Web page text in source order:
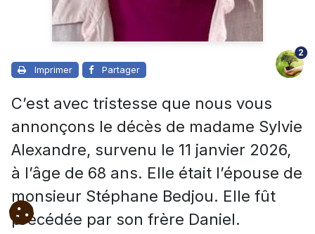
Imprimer Partager
2
C’est avec tristesse que nous vous
annonçons le décès de madame Sylvie
Alexandre, survenu le 11 janvier 2026,
à l’âge de 68 ans. Elle était l’épouse de
monsieur Stéphane Bedjou. Elle fût
précédée par son frère Daniel.